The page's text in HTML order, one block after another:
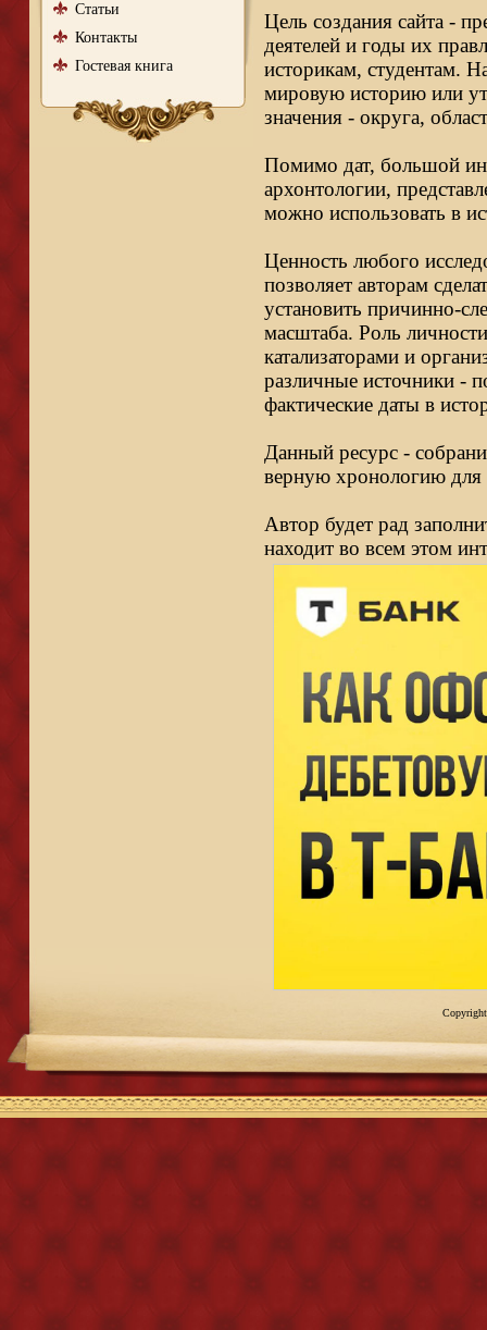
Статьи
Контакты
Гостевая книга
Цель создания сайта -
деятелей и годы их
историкам, студентам.
мировую историю или
значения - округа,
Помимо дат, большой
архонтологии,
можно использовать в
Ценность любого
позволяет авторам
установить причинно-
масштаба. Роль
катализаторами и
различные источники -
фактические даты в
Данный ресурс -
верную хронологию для
Автор будет рад
находит во всем этом
Copyright